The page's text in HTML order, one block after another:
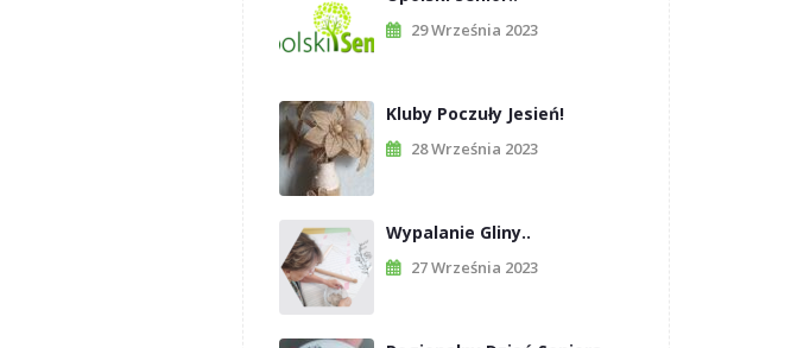
29 Września 2023
Kluby Poczuły Jesień!
28 Września 2023
Wypalanie Gliny..
27 Września 2023